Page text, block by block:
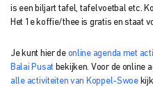
is een biljart tafel, tafelvoetbal etc.
Het 1e koffie/thee is gratis en staat
Je kunt hier de online agenda met
Balai Pusatbekijken. Voor de online
alle activiteiten van Koppel-Swoekijk